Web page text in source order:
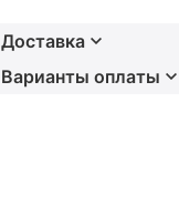
Доставка
Варианты оплаты